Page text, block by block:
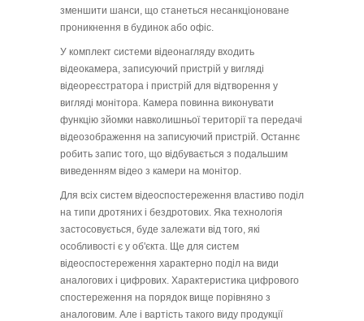
зменшити шанси, що станеться несанкціоноване
проникнення в будинок або офіс.
У комплект системи відеонагляду входить
відеокамера, записуючий пристрій у вигляді
відеореєстратора і пристрій для відтворення у
вигляді монітора. Камера повинна виконувати
функцію зйомки навколишньої території та передачі
відеозображення на записуючий пристрій. Останнє
робить запис того, що відбувається з подальшим
виведенням відео з камери на монітор.
Для всіх систем відеоспостереження властиво поділ
на типи дротяних і бездротових. Яка технологія
застосовується, буде залежати від того, які
особливості є у об'єкта. Ще для систем
відеоспостереження характерно поділ на види
аналогових і цифрових. Характеристика цифрового
спостереження на порядок вище порівняно з
аналоговим. Але і вартість такого виду продукції